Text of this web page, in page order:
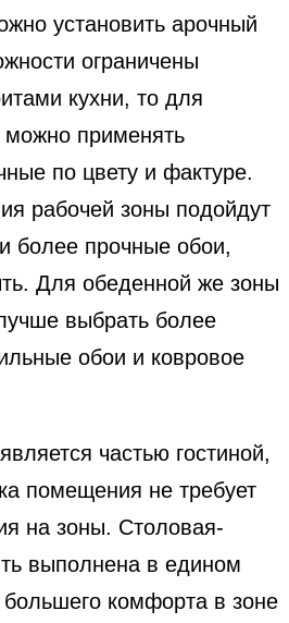
установить арочный
ограничены
кухни, то для
можно применять
по цвету и фактуре.
рабочей зоны подойдут
более прочные обои,
Для обеденной же зоны
выбрать более
обои и ковровое
частью гостиной,
помещения не требует
на зоны. Столовая-
выполнена в едином
комфорта в зоне